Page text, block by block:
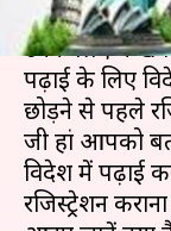
जो छात्र पढ़ाई
उनके लिए ये
पढ़ाई के लिए
छोड़ने से पहले
जी हां आपको
विदेश में पढ़ाई
रजिस्ट्रेशन कराना